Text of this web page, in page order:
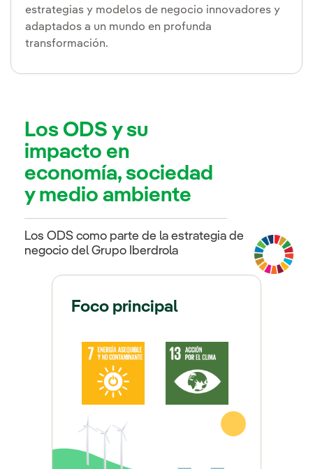
estrategias y modelos de negocio innovadores y
adaptados a un mundo en profunda
transformación.
Los ODS y su
impacto en
economía, sociedad
y medio ambiente
Los ODS como parte de la estrategia de
negocio del Grupo Iberdrola
Foco principal